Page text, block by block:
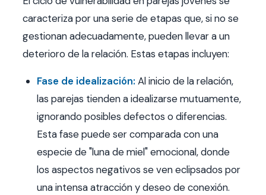
caracteriza por una serie de etapas que, si no se
gestionan adecuadamente, pueden llevar a un
deterioro de la relación. Estas etapas incluyen:
Fase de idealización: Al inicio de la relación,
las parejas tienden a idealizarse mutuamente,
ignorando posibles defectos o diferencias.
Esta fase puede ser comparada con una
especie de "luna de miel" emocional, donde
los aspectos negativos se ven eclipsados por
una intensa atracción y deseo de conexión.